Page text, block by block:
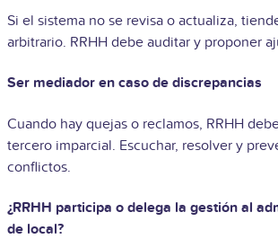
Si el sistema no se revisa o actualiza,
arbitrario. RRHH debe auditar y proponer
Ser mediador en caso de discrepancias
Cuando hay quejas o reclamos, RRHH
tercero imparcial. Escuchar, resolver y
conflictos.
¿RRHH participa o delega la gestión al
de local?